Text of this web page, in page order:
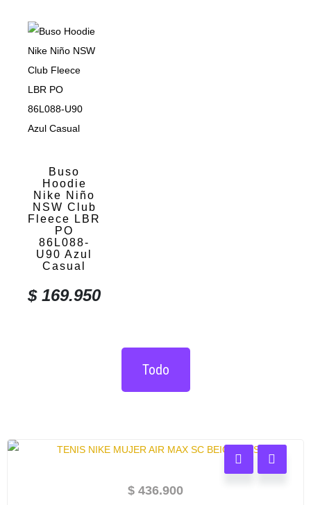
Buso
Hoodie
Nike Niño
NSW Club
Fleece LBR
PO
86L088-
U90 Azul
Casual
$169.950
Todo
$ 436.900